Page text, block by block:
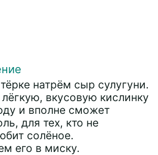
натрём сыр сулугуни.
вкусовую кислинку
и вполне сможет
для тех, кто не
солёное.
его в миску.